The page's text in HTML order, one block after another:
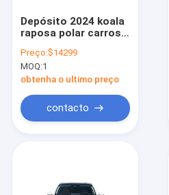
Depósito 2024 koala
raposa polar carros
chineses preço do
veículo para venda
feito na China carro
Preço:$14299
MOQ:1
obtenha o ultimo preço
contacto